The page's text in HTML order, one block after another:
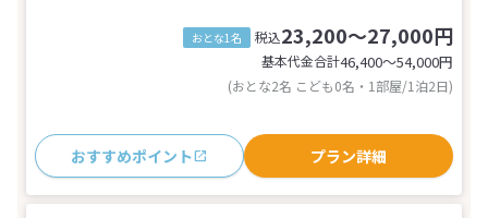
おとな1名 税込23,200～27,000円
基本代金合計46,400〜54,000円
(おとな2名 こども0名・1部屋/1泊2日)
おすすめポイント プラン詳細